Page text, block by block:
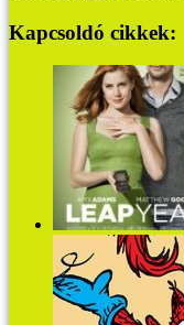
Kapcsoldó cikkek: